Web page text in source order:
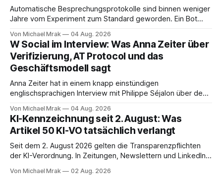
Automatische Besprechungsprotokolle sind binnen weniger
Jahre vom Experiment zum Standard geworden. Ein Bot
Ende eine Zusammenfassung samt Aufgabenliste. Das
funktioniert gut. Die Frage, die regelmäßig untergeht, lautet:
Wo genau liegt das Audio, wer verarbeitet es und unter
welcher Rechtsgrundlage? Es gibt
Von Michael Mrak 04 Aug. 2026
W Social im Interview: Was Anna Zeiter über
Verifizierung, AT Protocol und das
Geschäftsmodell sagt
Anna Zeiter hat in einem knapp einstündigen
englischsprachigen Interview mit Philippe Séjalon über den
über zehn Jahre Datenschutzbeauftragte bei eBay und hat
zum Thema Meinungsfreiheit promoviert. Das Gespräch ist
inhaltlich dichter als die meisten Kurzinterviews zum Thema
und beantwortet einige Fragen,
Von Michael Mrak 04 Aug. 2026
KI-Kennzeichnung seit 2. August: Was
Artikel 50 KI-VO tatsächlich verlangt
Seit dem 2. August 2026 gelten die Transparenzpflichten
der KI-Verordnung. In Zeitungen, Newslettern und LinkedIn-
trotzdem falsch ist: Ab jetzt müsse alles gekennzeichnet
Von Michael Mrak 02 Aug. 2026